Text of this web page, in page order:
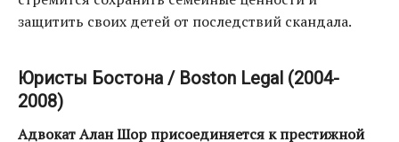
защитить своих детей от последствий скандала.
Юристы Бостона / Boston Legal (2004-
2008)
Адвокат Алан Шор присоединяется к престижной